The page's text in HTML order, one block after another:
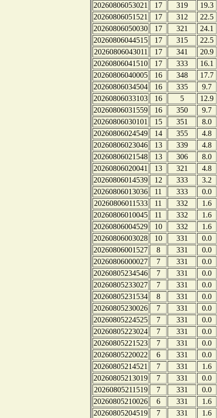
20260806053021
17 319
19.3
20260806051521
17 312
22.5
20260806050030
17 321
24.1
20260806044515
17 315
22.5
20260806043011
17 341
20.9
20260806041510
17 333
16.1
20260806040005
16 348
17.7
20260806034504
16 335
9.7
20260806033103
16 5
12.9
20260806031559
16 350
9.7
20260806030101
15 351
8.0
20260806024549
14 355
4.8
20260806023046
13 339
4.8
20260806021548
13 306
8.0
20260806020041
13 321
4.8
20260806014539
12 333
3.2
20260806013036
11 333
0.0
20260806011533
11 332
1.6
20260806010045
11 332
1.6
20260806004529
10 332
1.6
20260806003028
10 331
0.0
20260806001527
8 331
0.0
20260806000027
7 331
0.0
20260805234546
7 331
0.0
20260805233027
7 331
0.0
20260805231534
8 331
0.0
20260805230026
7 331
0.0
20260805224525
7 331
0.0
20260805223024
7 331
0.0
20260805221523
7 331
0.0
20260805220022
6 331
0.0
20260805214521
7 331
1.6
20260805213019
7 331
0.0
20260805211519
7 331
0.0
20260805210026
6 331
1.6
20260805204519
7 331 1.6